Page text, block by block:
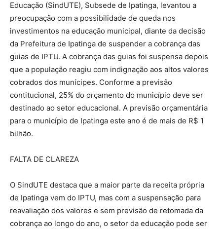
Educação (SindUTE), Subsede de Ipatinga, levantou a
preocupação com a possibilidade de queda nos
investimentos na educação municipal, diante da decisão
da Prefeitura de Ipatinga de suspender a cobrança das
guias de IPTU. A cobrança das guias foi suspensa depois
que a população reagiu com indignação aos altos valores
cobrados dos munícipes. Conforme a previsão
contitucional, 25% do orçamento do município deve ser
destinado ao setor educacional. A previsão orçamentária
para o município de Ipatinga este ano é de mais de R$ 1
bilhão.
FALTA DE CLAREZA
O SindUTE destaca que a maior parte da receita própria
de Ipatinga vem do IPTU, mas com a suspensação para
reavaliação dos valores e sem previsão de retomada da
cobrança ao longo do ano, o setor da educação pode ser